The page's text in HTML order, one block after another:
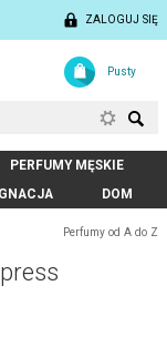
ZALOGUJ SIĘ
Pusty
PERFUMY MĘSKIE
DOM
Perfumy od A do Z